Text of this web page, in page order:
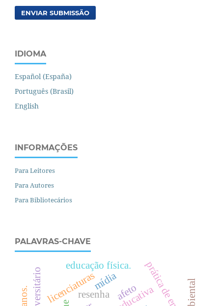
ENVIAR SUBMISSÃO
IDIOMA
Español (España)
Português (Brasil)
English
INFORMAÇÕES
Para Leitores
Para Autores
Para Bibliotecários
PALAVRAS-CHAVE
resenha prática de ensino
mídia
licenciaturas
educação física.
afeto